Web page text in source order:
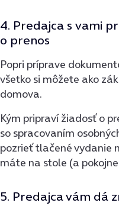
4. Predajca s vami
o prenos
Popri príprave
všetko si môžete ako
domova.
Kým pripraví žiadosť o
so spracovaním
pozrieť tlačené vydanie
máte na stole (a
5. Predajca vám dá